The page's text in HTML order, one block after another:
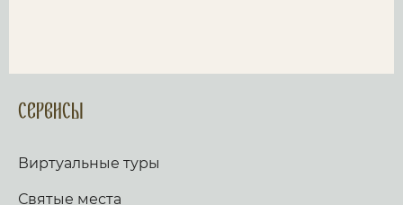
Сервисы
Виртуальные туры
Святые места